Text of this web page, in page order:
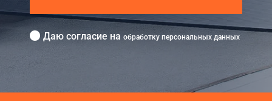
Даю согласие на обработку персональных данных